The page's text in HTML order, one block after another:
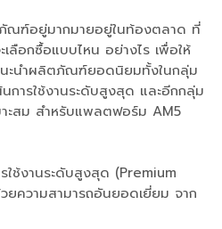
ณฑ์อยู่มากมายอยู่ในท้องตลาด ที่
เลือกซื้อแบบไหน อย่างไร เพื่อให้
ะนำผลิตภัณฑ์ยอดนิยมทั้งในกลุ่ม
ารใช้งานระดับสูงสุด และอีกกลุ่ม
าะสม สำหรับแพลตฟอร์ม AM5
ช้งานระดับสูงสุด (Premium
ความสามารถอันยอดเยี่ยม จาก